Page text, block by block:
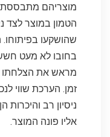
מוצריהם מתבססת
הטמון במוצר לצד
שהושקעו
בחובו לא מעט
מראש את הצלחתו
זמן. הערכת שווי
ניסיון רב
אליו פונה המוצר.